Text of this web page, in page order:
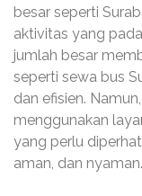
besar seperti
aktivitas yang
jumlah besar
seperti sewa bus
dan efisien.
menggunakan
yang perlu
aman, dan nyaman.